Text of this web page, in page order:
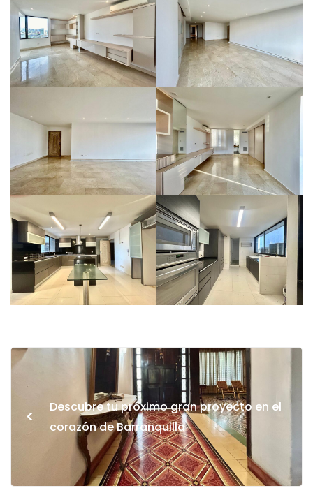
<
Descubre tu próximo gran proyecto en el
corazón de Barranquilla